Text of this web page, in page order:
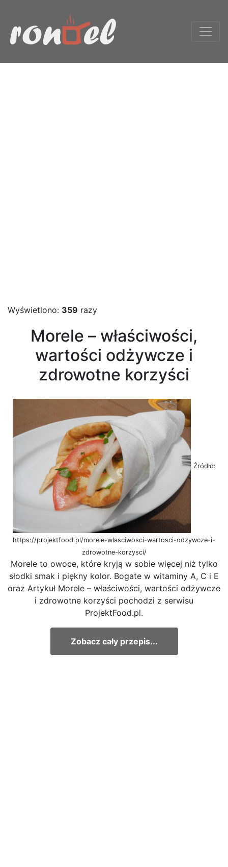
Wyświetlono: 359 razy
Morele – właściwości,
wartości odżywcze i
zdrowotne korzyści
Źródło:
https://projektfood.pl/morele-wlasciwosci-wartosci-odzywcze-i-
zdrowotne-korzysci/
Morele to owoce, które kryją w sobie więcej niż tylko
słodki smak i piękny kolor. Bogate w witaminy A, C i E
oraz Artykuł Morele – właściwości, wartości odżywcze
i zdrowotne korzyści pochodzi z serwisu
ProjektFood.pl.
Zobacz cały przepis...